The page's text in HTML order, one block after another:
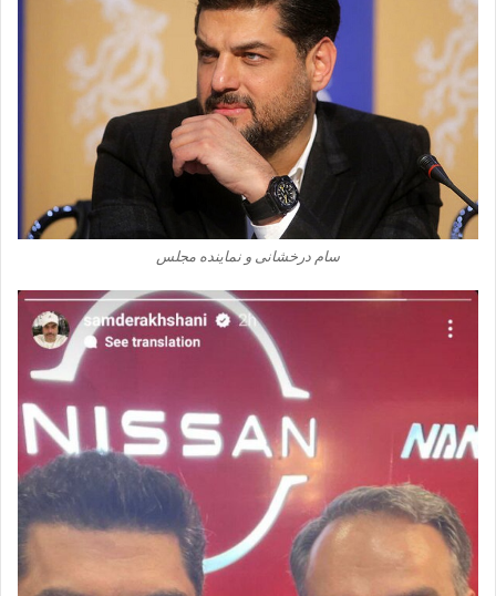
سام درخشانی و نماینده مجلس